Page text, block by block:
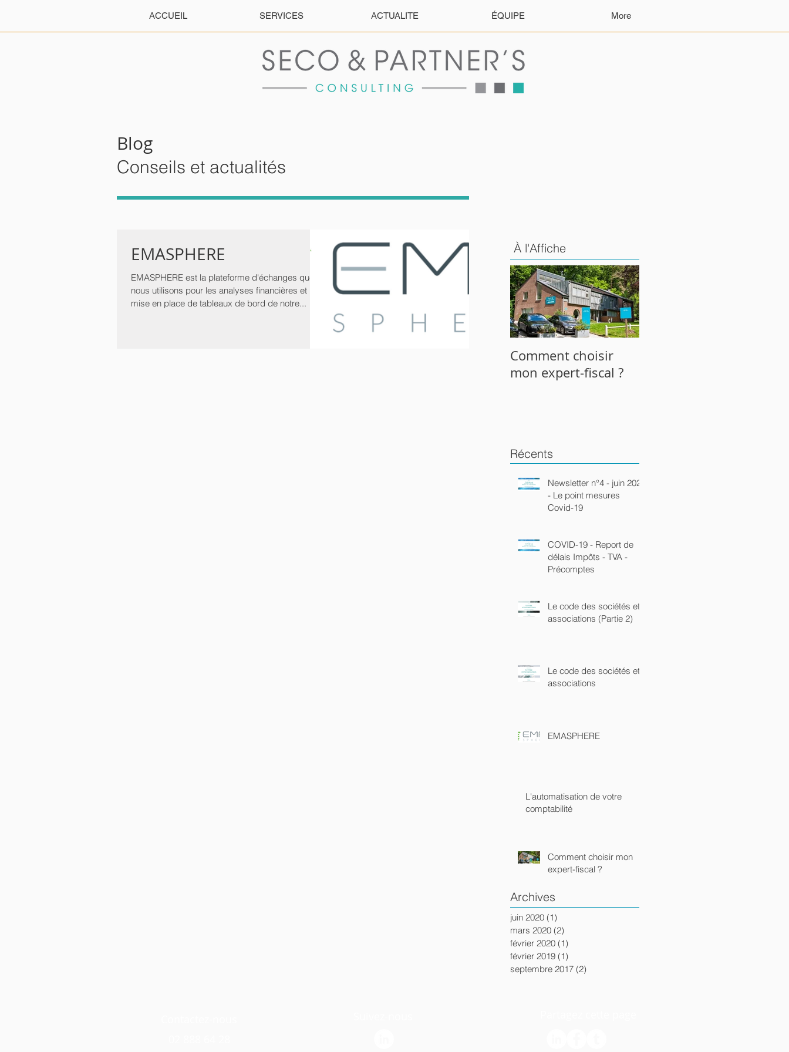
ACCUEIL SERVICES ACTUALITE ÉQUIPE More
Blog
Conseils et actualités
EMASPHERE
EMASPHERE est la plateforme d'échanges que
nous utilisons pour les analyses financières et la
mise en place de tableaux de bord de notre...
À l'Affiche
Comment choisir
mon expert-fiscal ?
Récents
Newsletter n°4 - juin 2020
- Le point mesures
Covid-19
COVID-19 - Report de
délais Impôts - TVA -
Précomptes
Le code des sociétés et
associations (Partie 2)
Le code des sociétés et
associations
EMASPHERE
L'automatisation de votre
comptabilité
Comment choisir mon
expert-fiscal ?
Archives
juin 2020 (1)
mars 2020 (2)
février 2020 (1)
février 2019 (1)
septembre 2017 (2)